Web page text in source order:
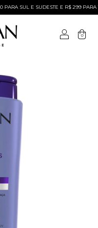
SUL E SUDESTE E R$ 299 PARA
0